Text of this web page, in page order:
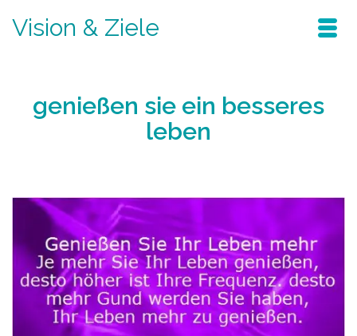
Vision & Ziele
genießen sie ein besseres
leben